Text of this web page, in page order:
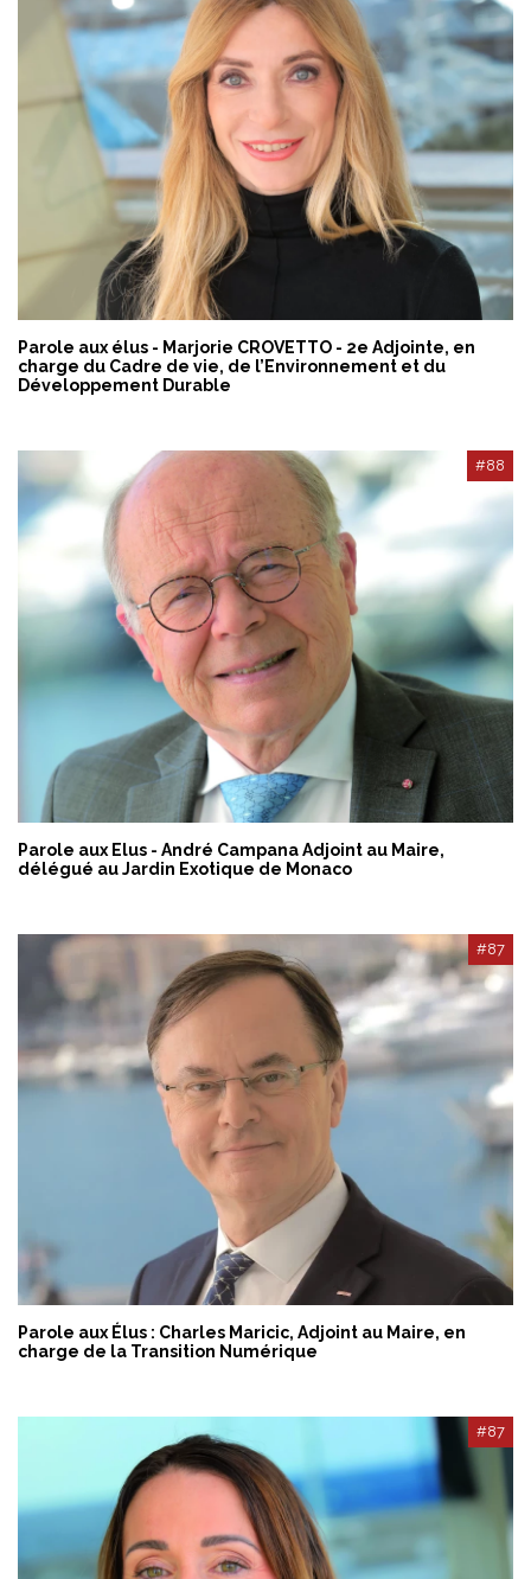
Parole aux élus - Marjorie CROVETTO - 2e Adjointe, en
charge du Cadre de vie, de l’Environnement et du
Développement Durable
#88
Parole aux Elus - André Campana Adjoint au Maire,
délégué au Jardin Exotique de Monaco
#87
Parole aux Élus : Charles Maricic, Adjoint au Maire, en
charge de la Transition Numérique
#87